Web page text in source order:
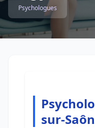
Psychologues
sur-